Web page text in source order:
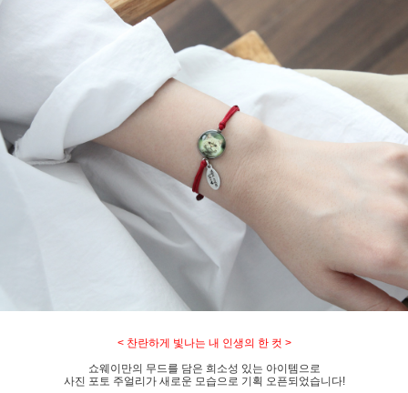
< 찬란하게 빛나는 내 인생의 한 컷 >
쇼웨이만의 무드를 담은 희소성 있는 아이템으로
사진 포토 주얼리가 새로운 모습으로 기획 오픈되었습니다!